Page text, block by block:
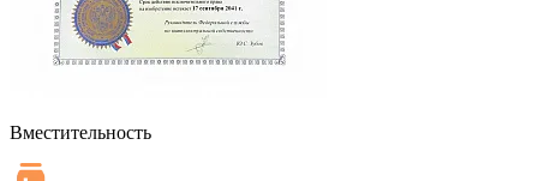
Вместительность